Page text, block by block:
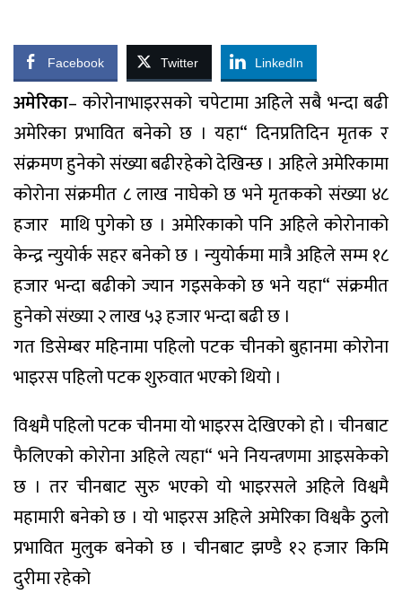
Facebook Twitter LinkedIn
अमेरिका– कोरोनाभाइरसको चपेटामा अहिले सबै भन्दा बढी
अमेरिका प्रभावित बनेको छ । यहा“ दिनप्रतिदिन मृतक र
संक्रमण हुनेको संख्या बढीरहेको देखिन्छ । अहिले अमेरिकामा
कोरोना संक्रमीत ८ लाख नाघेको छ भने मृतकको संख्या ४८
हजार माथि पुगेको छ । अमेरिकाको पनि अहिले कोरोनाको
केन्द्र न्युयोर्क सहर बनेको छ । न्युयोर्कमा मात्रै अहिले सम्म १८
हजार भन्दा बढीको ज्यान गइसकेको छ भने यहा“ संक्रमीत
हुनेको संख्या २ लाख ५३ हजार भन्दा बढी छ ।
गत डिसेम्बर महिनामा पहिलो पटक चीनको बुहानमा कोरोना
भाइरस पहिलो पटक शुरुवात भएको थियो ।
विश्वमै पहिलो पटक चीनमा यो भाइरस देखिएको हो । चीनबाट
फैलिएको कोरोना अहिले त्यहा“ भने नियन्त्रणमा आइसकेको
छ । तर चीनबाट सुरु भएको यो भाइरसले अहिले विश्वमै
महामारी बनेको छ । यो भाइरस अहिले अमेरिका विश्वकै ठुलो
प्रभावित मुलुक बनेको छ । चीनबाट झण्डै १२ हजार किमि
दुरीमा रहेको